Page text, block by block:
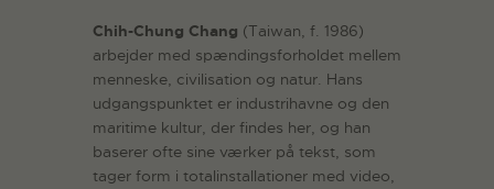
Chih-Chung Chang (Taiwan, f. 1986)
arbejder med spændingsforholdet mellem
menneske, civilisation og natur. Hans
udgangspunktet er industrihavne og den
maritime kultur, der findes her, og han
baserer ofte sine værker på tekst, som
tager form i totalinstallationer med video,